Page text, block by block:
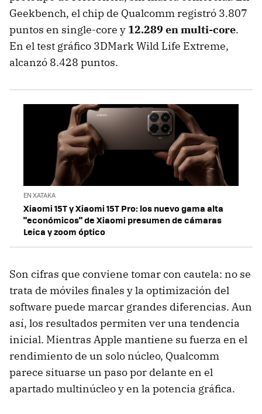
Geekbench, el chip de Qualcomm registró 3.807
puntos en single-core y 12.289 en multi-core.
En el test gráfico 3DMark Wild Life Extreme,
alcanzó 8.428 puntos.
EN XATAKA
Xiaomi 15T y Xiaomi 15T Pro: los nuevo gama alta
"económicos" de Xiaomi presumen de cámaras
Leica y zoom óptico
Son cifras que conviene tomar con cautela: no se
trata de móviles finales y la optimización del
software puede marcar grandes diferencias. Aun
así, los resultados permiten ver una tendencia
inicial. Mientras Apple mantiene su fuerza en el
rendimiento de un solo núcleo, Qualcomm
parece situarse un paso por delante en el
apartado multinúcleo y en la potencia gráfica.